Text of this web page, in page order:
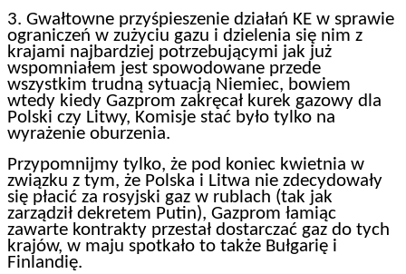
3. Gwałtowne przyśpieszenie działań KE w sprawie
ograniczeń w zużyciu gazu i dzielenia się nim z
krajami najbardziej potrzebującymi jak już
wspomniałem jest spowodowane przede
wszystkim trudną sytuacją Niemiec, bowiem
wtedy kiedy Gazprom zakręcał kurek gazowy dla
Polski czy Litwy, Komisje stać było tylko na
wyrażenie oburzenia.
Przypomnijmy tylko, że pod koniec kwietnia w
związku z tym, że Polska i Litwa nie zdecydowały
się płacić za rosyjski gaz w rublach (tak jak
zarządził dekretem Putin), Gazprom łamiąc
zawarte kontrakty przestał dostarczać gaz do tych
krajów, w maju spotkało to także Bułgarię i
Finlandię.